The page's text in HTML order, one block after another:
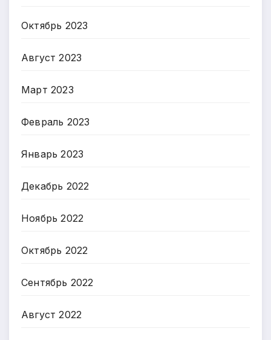
Октябрь 2023
Август 2023
Март 2023
Февраль 2023
Январь 2023
Декабрь 2022
Ноябрь 2022
Октябрь 2022
Сентябрь 2022
Август 2022